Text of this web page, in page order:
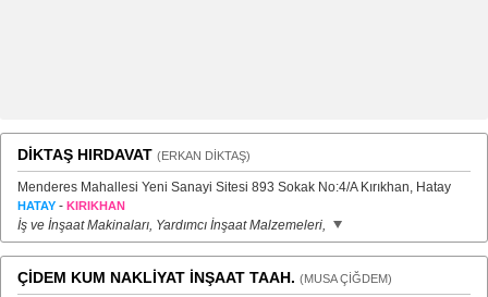
DİKTAŞ HIRDAVAT (ERKAN DİKTAŞ)
Menderes Mahallesi Yeni Sanayi Sitesi 893 Sokak No:4/A Kırıkhan, Hatay
HATAY - KIRIKHAN
İş ve İnşaat Makinaları, Yardımcı İnşaat Malzemeleri,
ÇİDEM KUM NAKLİYAT İNŞAAT TAAH. (MUSA ÇİĞDEM)